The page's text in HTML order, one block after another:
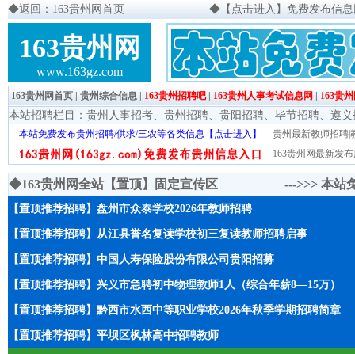
◆返回：163贵州网首页 ◆ 【点击进入】免费发布信
163贵州网
www.163gz.com
163贵州网首页 贵州综合信息 163贵州招聘吧| 163贵州人事考试信息网 163贵
本站招聘栏目： 贵州人事招考、 贵州招聘、 贵阳招聘、 毕节招聘、 遵义
本站免费发布贵州招聘/供求/三农等各类信息【点击进入】
贵州最新教师招聘|
163贵州网最新发
◆163贵州网全站【置顶】固定宣传区 --->>> 本站
【置顶推荐招聘】盘州市众泰学校2026年教师招聘
【置顶推荐招聘】从江县誉名复读学校初三复读教师招聘启事
【置顶推荐招聘】中国人寿保险股份有限公司贵阳招募
【置顶推荐招聘】兴义市急聘初中物理教师1人（综合年薪8—15万）
【置顶推荐招聘】黔西市水西中等职业学校2026年秋季学期招聘简章
【置顶推荐招聘】平坝区枫林高中招聘教师